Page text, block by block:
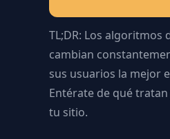
TL;DR: Los algoritmos
cambian
sus usuarios la mejor
Entérate de qué
tu sitio.